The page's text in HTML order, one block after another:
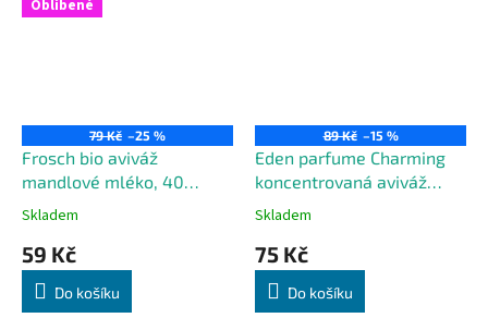
Oblíbené
79 Kč –25 %
Frosch bio aviváž
mandlové mléko, 40
dávek
Skladem
59 Kč
Do košíku
89 Kč –15 %
Eden parfume Charming
koncentrovaná aviváž
zlatá 40 dávek
Skladem
75 Kč
Do košíku